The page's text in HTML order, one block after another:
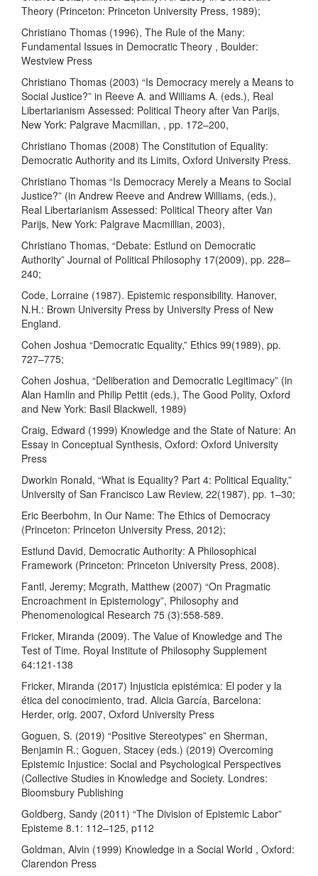
Theory (Princeton: Princeton University Press, 1989);
Christiano Thomas (1996), The Rule of the Many:
Fundamental Issues in Democratic Theory , Boulder:
Westview Press
Christiano Thomas (2003) “Is Democracy merely a Means to
Social Justice?” in Reeve A. and Williams A. (eds.), Real
Libertarianism Assessed: Political Theory after Van Parijs,
New York: Palgrave Macmillan, , pp. 172–200,
Christiano Thomas (2008) The Constitution of Equality:
Democratic Authority and its Limits, Oxford University Press.
Christiano Thomas “Is Democracy Merely a Means to Social
Justice?” (in Andrew Reeve and Andrew Williams, (eds.),
Real Libertarianism Assessed: Political Theory after Van
Parijs, New York: Palgrave Macmillian, 2003),
Christiano Thomas, “Debate: Estlund on Democratic
Authority” Journal of Political Philosophy 17(2009), pp. 228–
240;
Code, Lorraine (1987). Epistemic responsibility. Hanover,
N.H.: Brown University Press by University Press of New
England.
Cohen Joshua “Democratic Equality,” Ethics 99(1989), pp.
727–775;
Cohen Joshua, “Deliberation and Democratic Legitimacy” (in
Alan Hamlin and Philip Pettit (eds.), The Good Polity, Oxford
and New York: Basil Blackwell, 1989)
Craig, Edward (1999) Knowledge and the State of Nature: An
Essay in Conceptual Synthesis, Oxford: Oxford University
Press
Dworkin Ronald, “What is Equality? Part 4: Political Equality,”
University of San Francisco Law Review, 22(1987), pp. 1–30;
Eric Beerbohm, In Our Name: The Ethics of Democracy
(Princeton: Princeton University Press, 2012);
Estlund David, Democratic Authority: A Philosophical
Framework (Princeton: Princeton University Press, 2008).
Fantl, Jeremy; Mcgrath, Matthew (2007) “On Pragmatic
Encroachment in Epistemology”, Philosophy and
Phenomenological Research 75 (3):558-589.
Fricker, Miranda (2009). The Value of Knowledge and The
Test of Time. Royal Institute of Philosophy Supplement
64:121-138
Fricker, Miranda (2017) Injusticia epistémica: El poder y la
ética del conocimiento, trad. Alicia García, Barcelona:
Herder, orig. 2007, Oxford University Press
Goguen, S. (2019) “Positive Stereotypes” en Sherman,
Benjamin R.; Goguen, Stacey (eds.) (2019) Overcoming
Epistemic Injustice: Social and Psychological Perspectives
(Collective Studies in Knowledge and Society. Londres:
Bloomsbury Publishing
Goldberg, Sandy (2011) “The Division of Epistemic Labor”
Episteme 8.1: 112–125, p112
Goldman, Alvin (1999) Knowledge in a Social World , Oxford:
Clarendon Press